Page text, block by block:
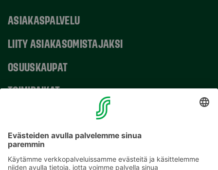
ASIAKASPALVELU
LIITY ASIAKASOMISTAJAKSI
OSUUSKAUPAT
TOIMIPAIKAT